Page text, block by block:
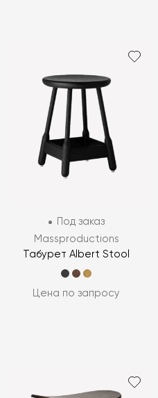
Под заказ
Massproductions
Табурет Albert Stool
Цена по запросу